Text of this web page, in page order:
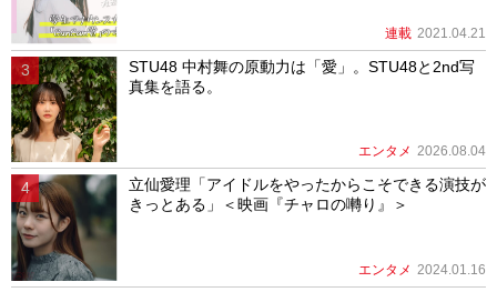
連載 2021.04.21
STU48 中村舞の原動力は「愛」。STU48と2nd写
真集を語る。
エンタメ 2026.08.04
立仙愛理「アイドルをやったからこそできる演技が
きっとある」＜映画『チャロの囀り』＞
エンタメ 2024.01.16